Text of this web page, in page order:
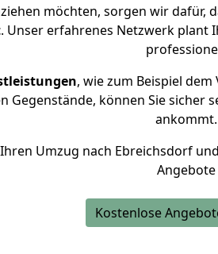
möchten, sorgen wir dafür,
. Unser erfahrenes Netzwerk plant
, wie zum Beispiel
können Sie sicher
ankommt.
Umzug nach Ebreichsdorf und
Angebote
Kostenlose